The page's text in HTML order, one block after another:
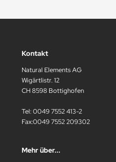
Kontakt
Natural Elements AG
Wigärtlistr. 12
CH 8598 Bottighofen
Tel: 0049 7552 413-2
Fax:0049 7552 209302
Mehr über...